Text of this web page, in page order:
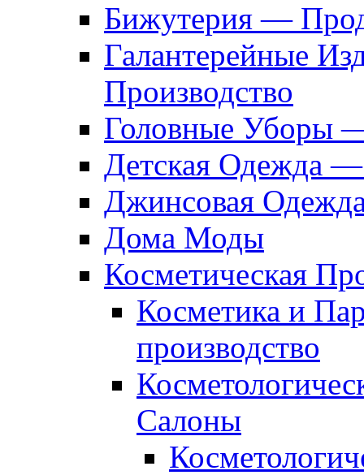
Бижутерия —
Галантерейные
Производство
Головные Уборы
Детская Одежда
Джинсовая
Дома Моды
Косметическая
Косметика и
производство
Салоны